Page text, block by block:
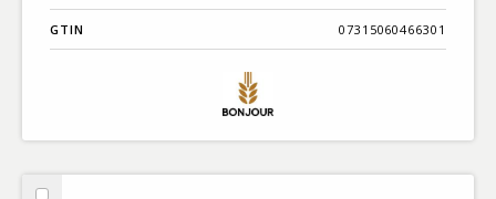
GTIN 07315060466301